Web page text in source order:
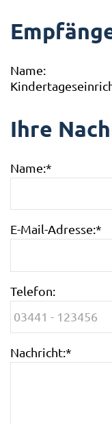
Name:
Ihre
Name:*
E-Mail-Adresse:*
Telefon:
Nachricht:*